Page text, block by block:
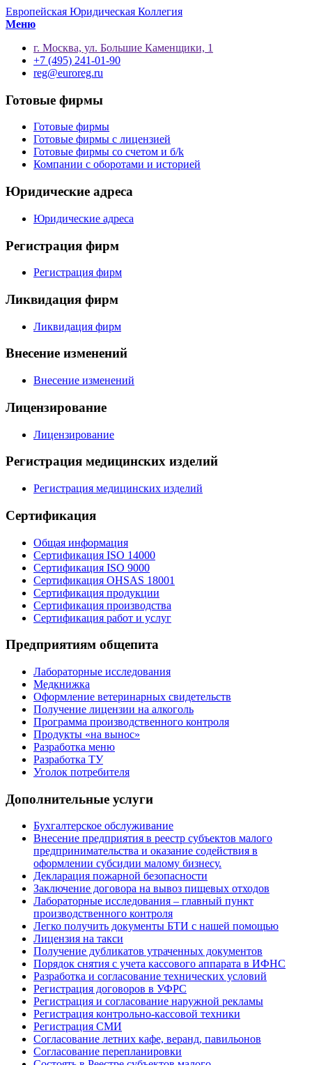
Европейская Юридическая Коллегия
Меню
г. Москва, ул. Большие Каменщики, 1
+7 (495) 241-01-90
reg@euroreg.ru
Готовые фирмы
Готовые фирмы
Готовые фирмы с лицензией
Готовые фирмы со счетом и б/k
Компании с оборотами и историей
Юридические адреса
Юридические адреса
Регистрация фирм
Регистрация фирм
Ликвидация фирм
Ликвидация фирм
Внесение изменений
Внесение изменений
Лицензирование
Лицензирование
Регистрация медицинских изделий
Регистрация медицинских изделий
Сертификация
Общая информация
Сертификация ISO 14000
Сертификация ISO 9000
Сертификация OHSAS 18001
Сертификация продукции
Сертификация производства
Сертификация работ и услуг
Предприятиям общепита
Лабораторные исследования
Медкнижка
Оформление ветеринарных свидетельств
Получение лицензии на алкоголь
Программа производственного контроля
Продукты «на вынос»
Разработка меню
Разработка ТУ
Уголок потребителя
Дополнительные услуги
Бухгалтерское обслуживание
Внесение предприятия в реестр субъектов малого
предпринимательства и оказание содействия в
оформлении субсидии малому бизнесу.
Декларация пожарной безопасности
Заключение договора на вывоз пищевых отходов
Лабораторные исследования – главный пункт
производственного контроля
Легко получить документы БТИ с нашей помощью
Лицензия на такси
Получение дубликатов утраченных документов
Порядок снятия с учета кассового аппарата в ИФНС
Разработка и согласование технических условий
Регистрация договоров в УФРС
Регистрация и согласование наружной рекламы
Регистрация контрольно-кассовой техники
Регистрация СМИ
Согласование летних кафе, веранд, павильонов
Согласование перепланировки